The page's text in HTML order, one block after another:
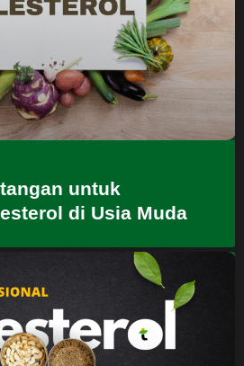
untuk
di Usia Muda